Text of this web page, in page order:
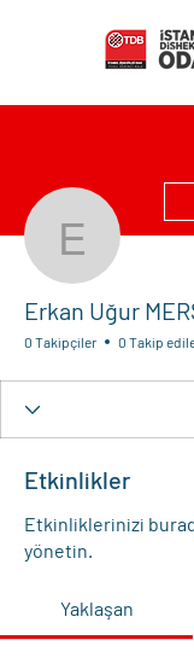
Erkan
Erkan Uğur
0 Takipçiler 0 Takip
Etkinlikler
Etkinliklerinizi
yönetin.
Yaklaşan